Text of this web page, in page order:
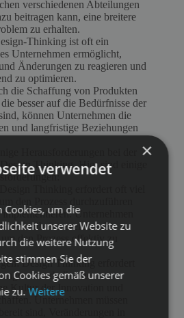
verschiedenen Abteilungen
beitragen kann, eine breitere
zu erhalten.
Thinking ist oft ein
Unternehmen ermöglicht,
Änderungen zu reagieren und
zu optimieren.
die Schaffung von Produkten
besser auf die Bedürfnisse der
können Unternehmen die
und langfristige Beziehungen
Thinking. Hier sind einige
Thinking erfordert oft viel
implementieren. Unternehmen
sie über ausreichende
den Prozess effektiv zu
Design Thinking erfordert
innerhalb eines
Kultur der Innovation und
sind, Veränderungen in
×
verwendet
Cookies, um die
unserer Website zu
die weitere Nutzung
stimmen Sie der
Cookies gemäß unserer
zu.Weitere